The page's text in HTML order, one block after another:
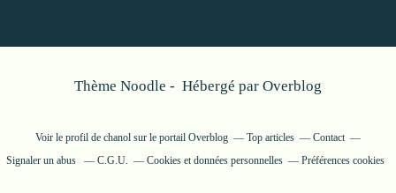
Thème Noodle - Hébergé par Overblog
Voir le profil de chanol sur le portail Overblog Top articles
Contact
Signaler un abus
C.G.U. Cookies et données personnelles Préférences cookies